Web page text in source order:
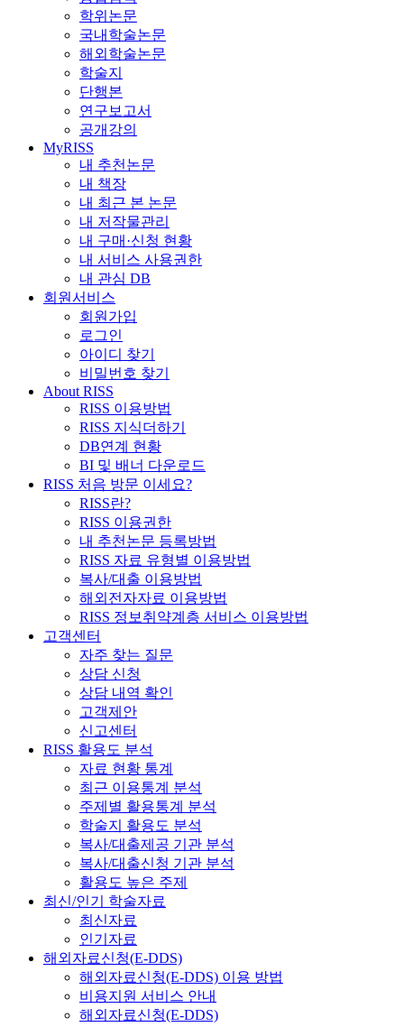
학위논문
국내학술논문
해외학술논문
학술지
단행본
연구보고서
공개강의
MyRISS
내 추천논문
내 책장
내 최근 본 논문
내 저작물관리
내 구매·신청 현황
내 서비스 사용권한
내 관심 DB
회원서비스
회원가입
로그인
아이디 찾기
비밀번호 찾기
About RISS
RISS 이용방법
RISS 지식더하기
DB연계 현황
BI 및 배너 다운로드
RISS 처음 방문 이세요?
RISS란?
RISS 이용권한
내 추천논문 등록방법
RISS 자료 유형별 이용방법
복사/대출 이용방법
해외전자자료 이용방법
RISS 정보취약계층 서비스 이용방법
고객센터
자주 찾는 질문
상담 신청
상담 내역 확인
고객제안
신고센터
RISS 활용도 분석
자료 현황 통계
최근 이용통계 분석
주제별 활용통계 분석
학술지 활용도 분석
복사/대출제공 기관 분석
복사/대출신청 기관 분석
활용도 높은 주제
최신/인기 학술자료
최신자료
인기자료
해외자료신청(E-DDS)
해외자료신청(E-DDS) 이용 방법
비용지원 서비스 안내
해외자료신청(E-DDS)